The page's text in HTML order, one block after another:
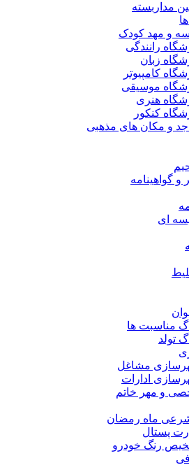
مداربسته
و مهد کودک
رانندگی
زبان
کامپیوتر
موسیقی
هنری
کنکور
و مکان های مذهبی
و گواهینامه
ای
مناسبت ها
تولد
مشاغل
ادارات
و مهر خاتم
شرعی ماه رمضان
پستال
رنگ خودرو